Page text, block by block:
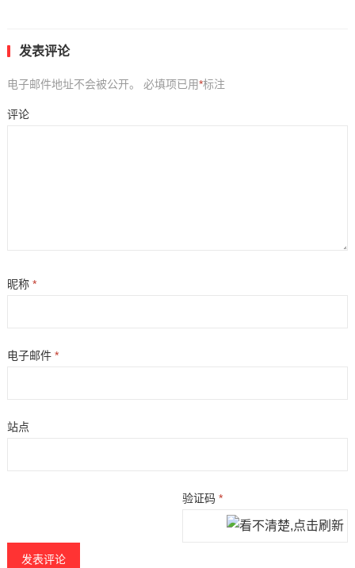
发表评论
电子邮件地址不会被公开。 必填项已用*标注
评论
昵称 *
电子邮件 *
站点
验证码*